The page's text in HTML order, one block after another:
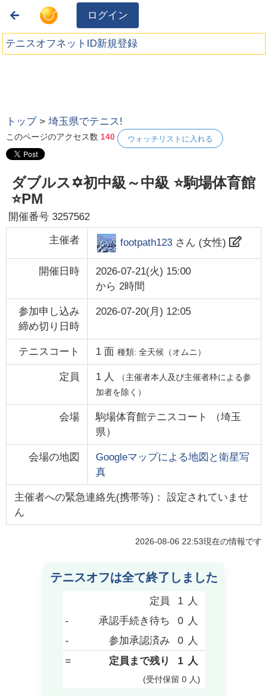
ログイン
テニスオフネットID新規登録
トップ >埼玉県でテニス!
このページのアクセス数 140 ウォッチリストに入れる
ダブルス✡️初中級～中級 ⭐駒場体育館
⭐PM
開催番号3257562
主催者 footpath123さん (女性)
開催日時
2026-07-21(火) 15:00
から 2時間
参加申し込み
締め切り日時
2026-07-20(月) 12:05
テニスコート 1面 種類: 全天候（オムニ）
定員 1 人
（主催者本人及び主催者枠による参
加者を除く）
会場 駒場体育館テニスコート （埼玉
県）
会場の地図
Googleマップによる地図と衛星写
真
主催者への緊急連絡先(携帯等)： 設定されていませ
ん
2026-08-06 22:53現在の情報です
テニスオフは全て終了しました
定員 1 人
-
承認手続き待ち 0 人
-
参加承認済み 0 人
=
定員まで残り 1 人
(受付保留 0 人)